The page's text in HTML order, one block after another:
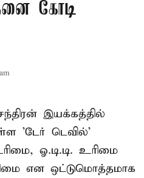
கோடி
இயக்கத்தில்
'டேர் டெவில்'
ஓ.டி.டி. உரிமை
என ஒட்டுமொத்தமாக